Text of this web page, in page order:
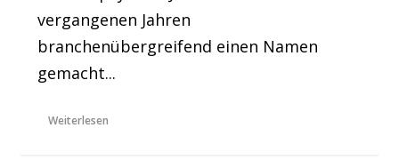
vergangenen Jahren
branchenübergreifend einen Namen
gemacht...
Weiterlesen